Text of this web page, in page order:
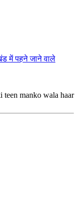
में पहने जाने वाले
teen manko wala haar